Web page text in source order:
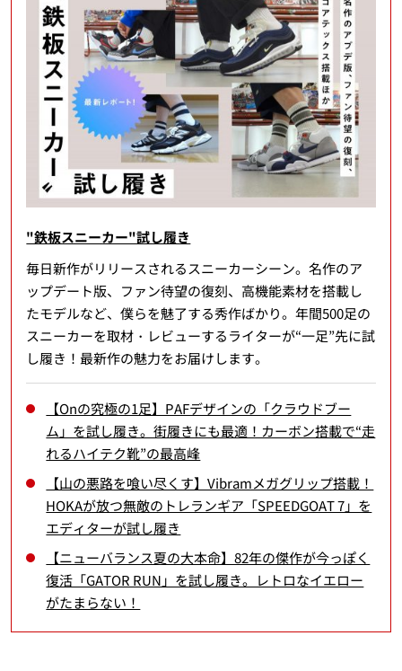
"鉄板スニーカー"試し履き
毎日新作がリリースされるスニーカーシーン。名作のア
ップデート版、ファン待望の復刻、高機能素材を搭載し
たモデルなど、僕らを魅了する秀作ばかり。年間500足の
スニーカーを取材・レビューするライターが“一足”先に試
し履き！最新作の魅力をお届けします。
【Onの究極の1足】PAFデザインの「クラウドブー
ム」を試し履き。街履きにも最適！カーボン搭載で“走
れるハイテク靴”の最高峰
【山の悪路を喰い尽くす】Vibramメガグリップ搭載！
HOKAが放つ無敵のトレランギア「SPEEDGOAT 7」を
エディターが試し履き
【ニューバランス夏の大本命】82年の傑作が今っぽく
復活「GATOR RUN」を試し履き。レトロなイエロー
がたまらない！